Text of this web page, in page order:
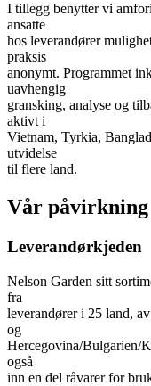
I tillegg benytter vi
ansatte
hos leverandører
praksis
anonymt. Programmet
uavhengig
gransking, analyse og
aktivt i
Vietnam, Tyrkia,
utvidelse
til flere land.
Vår påvirkning
Leverandørkjeden
Nelson Garden sitt
fra
leverandører i 25 land,
og
Hercegovina/Bulgarien/
også
inn en del råvarer for